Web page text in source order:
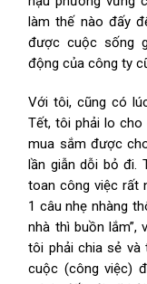
làm thế nào đấy
được cuộc sống
động của công ty
Với tôi, cũng có
Tết, tôi phải lo cho
mua sắm được
lần giẫn dỗi bỏ đi.
toan công việc rất
1 câu nhẹ nhàng
nhà thì buồn lắm”,
tôi phải chia sẻ và
cuộc (công việc)